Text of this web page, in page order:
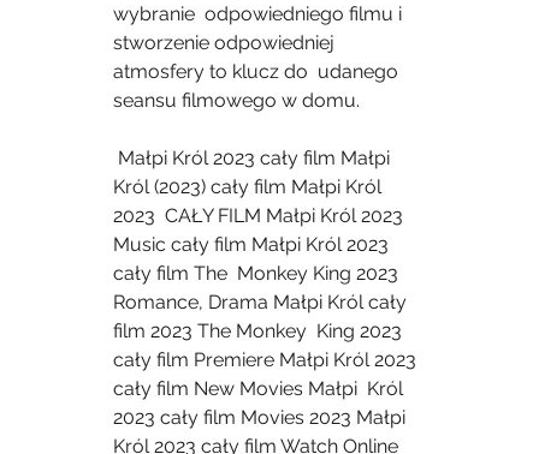
wybranie  odpowiedniego filmu i
stworzenie odpowiedniej
atmosfery to klucz do  udanego
seansu filmowego w domu.
Król (2023) cały film Małpi Król
2023  CAŁY FILM Małpi Król 2023
Music cały film Małpi Król 2023
cały film The  Monkey King 2023
Romance, Drama Małpi Król cały
film 2023 The Monkey  King 2023
cały film Premiere Małpi Król 2023
cały film New Movies Małpi  Król
2023 cały film Movies 2023 Małpi
Król 2023 cały film Watch Online